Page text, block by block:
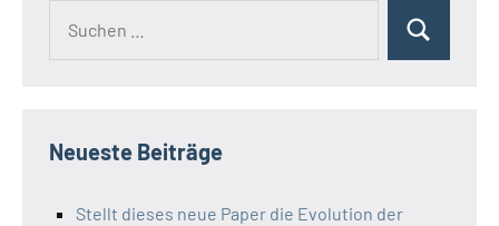
Suchen
Neueste Beiträge
Stellt dieses neue Paper die Evolution der